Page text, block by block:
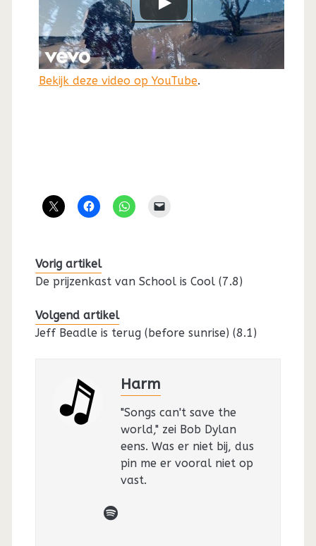
Bekijk deze video op YouTube.
Vorig artikel
De prijzenkast van School is Cool (7.8)
Volgend artikel
Jeff Beadle is terug (before sunrise) (8.1)
Harm
"Songs can't save the
world," zei Bob Dylan
eens. Was er niet bij, dus
pin me er vooral niet op
vast.
spotify